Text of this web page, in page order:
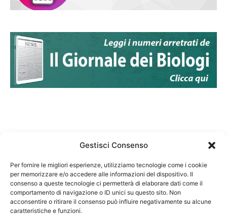
Gestisci Consenso
Per fornire le migliori esperienze, utilizziamo tecnologie come i cookie
per memorizzare e/o accedere alle informazioni del dispositivo. Il
consenso a queste tecnologie ci permetterà di elaborare dati come il
comportamento di navigazione o ID unici su questo sito. Non
acconsentire o ritirare il consenso può influire negativamente su alcune
caratteristiche e funzioni.
Federazione Nazionale Degli Ordini dei Biologi:
codice fiscale 80069130583
Responsabile sito internet www.fnob.it: